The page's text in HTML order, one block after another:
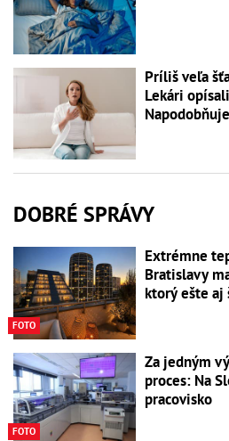
Príliš veľa
Lekári
DOBRÉ SPRÁVY
FOTO
Extrémne
Bratislavy
ktorý ešte aj
FOTO
Za jedným
proces: Na
pracovisko